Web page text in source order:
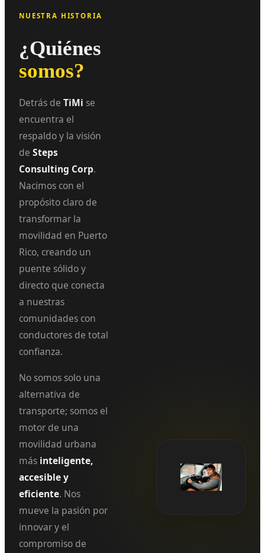
NUESTRA HISTORIA
¿Quiénes
somos?
Detrás de TiMi se
encuentra el
respaldo y la visión
de Steps
Consulting Corp.
Nacimos con el
propósito claro de
transformar la
movilidad en Puerto
Rico, creando un
puente sólido y
directo que conecta
a nuestras
comunidades con
conductores de total
confianza.
No somos solo una
alternativa de
transporte; somos el
motor de una
movilidad urbana
más inteligente,
accesible y
eficiente. Nos
mueve la pasión por
innovar y el
compromiso de